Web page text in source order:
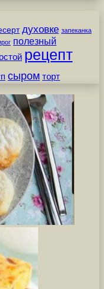
духовке запеканка
полезный
рецепт
сыром торт